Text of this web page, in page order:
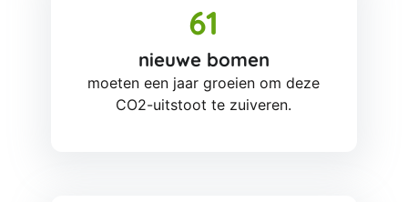
61
nieuwe bomen
moeten een jaar groeien om deze
CO2-uitstoot te zuiveren.